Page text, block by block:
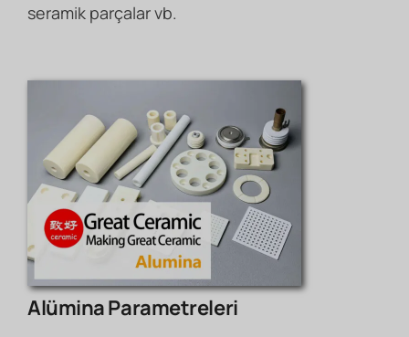
seramik parçalar vb.
Alümina Parametreleri